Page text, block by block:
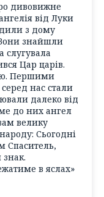
дивовижне
від Луки
з дому
знайшли
слугувала
Цар царів.
Першими
нас стали
далеко від
до них ангел
велику
Сьогодні
Спаситель,
знак.
в яслах»